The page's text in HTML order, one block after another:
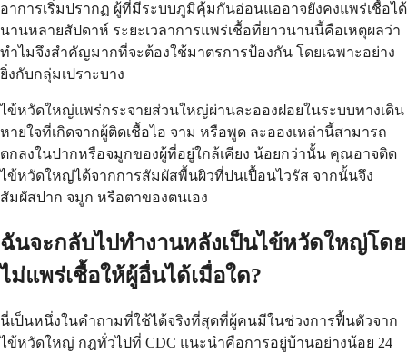
อาการเริ่มปรากฏ ผู้ที่มีระบบภูมิคุ้มกันอ่อนแออาจยังคงแพร่เชื้อได้
นานหลายสัปดาห์ ระยะเวลาการแพร่เชื้อที่ยาวนานนี้คือเหตุผลว่า
ทำไมจึงสำคัญมากที่จะต้องใช้มาตรการป้องกัน โดยเฉพาะอย่าง
ยิ่งกับกลุ่มเปราะบาง
ไข้หวัดใหญ่แพร่กระจายส่วนใหญ่ผ่านละอองฝอยในระบบทางเดิน
หายใจที่เกิดจากผู้ติดเชื้อไอ จาม หรือพูด ละอองเหล่านี้สามารถ
ตกลงในปากหรือจมูกของผู้ที่อยู่ใกล้เคียง น้อยกว่านั้น คุณอาจติด
ไข้หวัดใหญ่ได้จากการสัมผัสพื้นผิวที่ปนเปื้อนไวรัส จากนั้นจึง
สัมผัสปาก จมูก หรือตาของตนเอง
ฉันจะกลับไปทำงานหลังเป็นไข้หวัดใหญ่โดย
ไม่แพร่เชื้อให้ผู้อื่นได้เมื่อใด?
นี่เป็นหนึ่งในคำถามที่ใช้ได้จริงที่สุดที่ผู้คนมีในช่วงการฟื้นตัวจาก
ไข้หวัดใหญ่ กฎทั่วไปที่ CDC แนะนำคือการอยู่บ้านอย่างน้อย 24